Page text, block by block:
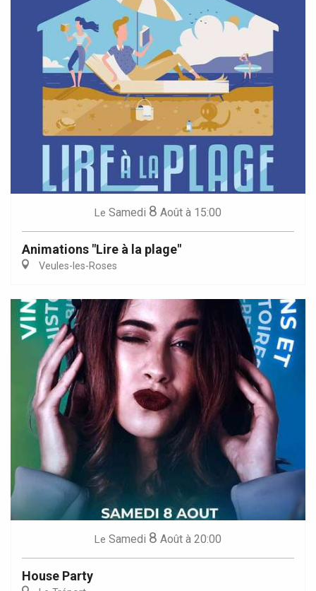
Le Samedi 8 Août à 15:00
Animations "Lire à la plage"
Veules-les-Roses
Le Samedi 8 Août à 20:00
House Party